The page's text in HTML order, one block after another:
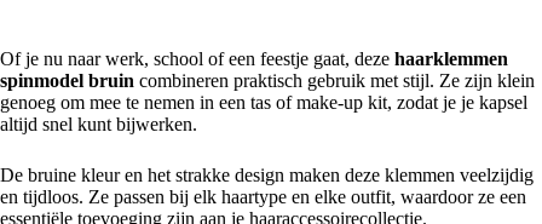
Of je nu naar werk, school of een feestje gaat, deze haarklemmen
spinmodel bruin combineren praktisch gebruik met stijl. Ze zijn klein
genoeg om mee te nemen in een tas of make-up kit, zodat je je kapsel
altijd snel kunt bijwerken.
De bruine kleur en het strakke design maken deze klemmen veelzijdig
en tijdloos. Ze passen bij elk haartype en elke outfit, waardoor ze een
essentiële toevoeging zijn aan je haaraccessoirecollectie.